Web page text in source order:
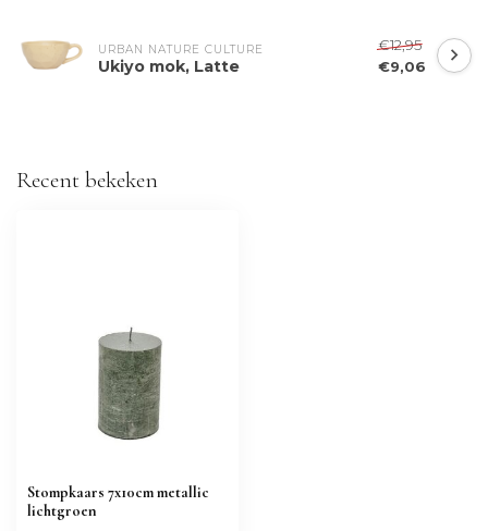
URBAN NATURE CULTURE
Ukiyo mok, Latte
€12,95
€9,06
Recent bekeken
Stompkaars 7x10cm metallic
lichtgroen